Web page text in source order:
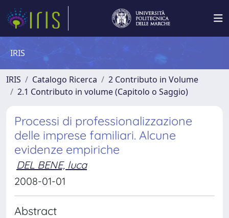
IRIS
IRIS Catalogo Ricerca
2 Contributo in Volume
2.1 Contributo in volume (Capitolo o Saggio)
Processi di professionalizzazione
delle imprese familiari. Alcune
evidenze empiriche
DEL BENE, luca
2008-01-01
Abstract